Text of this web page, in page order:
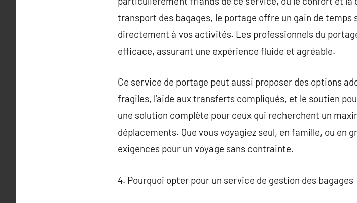
transport des bagages, le portage offre un gain de
directement à vos activités. Les professionnels du
efficace, assurant une expérience fluide et agréable.
Ce service de portage peut aussi proposer des options
fragiles, l’aide aux transferts compliqués, et le soutien
une solution complète pour ceux qui recherchent un
déplacements. Que vous voyagiez seul, en famille, ou en
exigences pour un voyage sans contrainte.
4. Pourquoi opter pour un service de gestion des bagages